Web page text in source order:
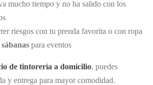
mucho tiempo y no ha salido con los
riesgos con tu prenda favorita o con ropa
para eventos
de tintorería a domicilio, puedes
y entrega para mayor comodidad.